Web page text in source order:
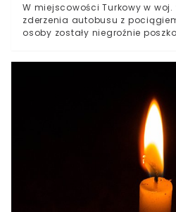
W miejscowości Turkowy w
zderzenia autobusu z
osoby zostały niegroźnie